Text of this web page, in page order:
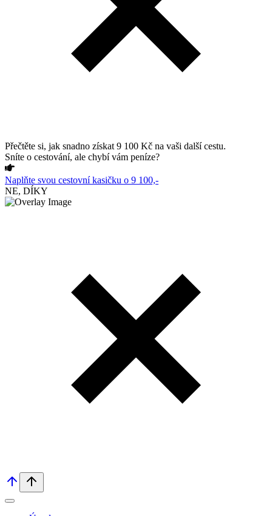
Přečtěte si, jak snadno získat 9 100 Kč na vaši další cestu.
Sníte o cestování, ale chybí vám peníze?
Naplňte svou cestovní kasičku o 9 100,-
NE, DÍKY